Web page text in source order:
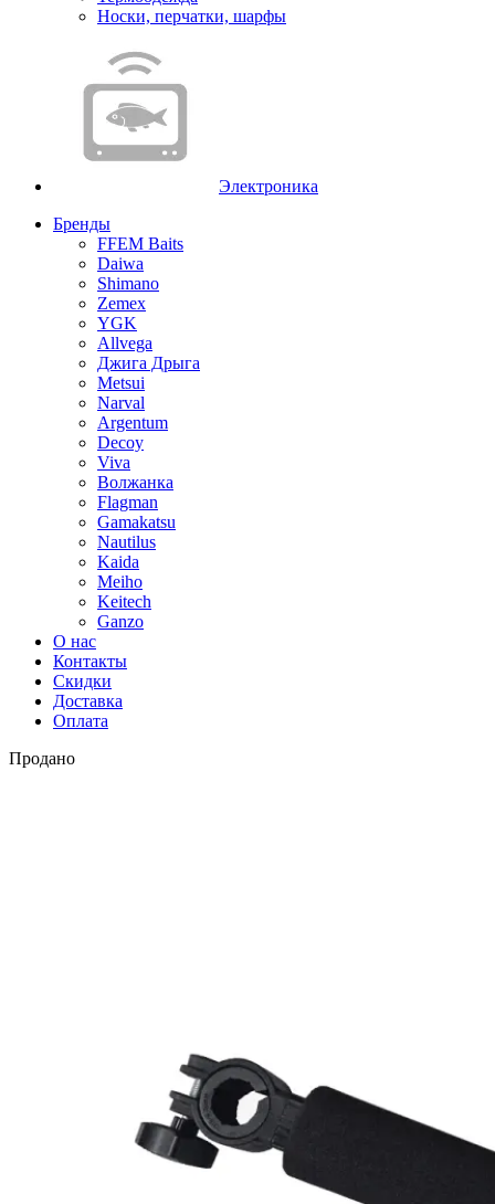
Носки, перчатки, шарфы
Электроника
Бренды
FFEM Baits
Daiwa
Shimano
Zemex
YGK
Allvega
Джига Дрыга
Metsui
Narval
Argentum
Decoy
Viva
Волжанка
Flagman
Gamakatsu
Nautilus
Kaida
Meiho
Keitech
Ganzo
О нас
Контакты
Скидки
Доставка
Оплата
Продано